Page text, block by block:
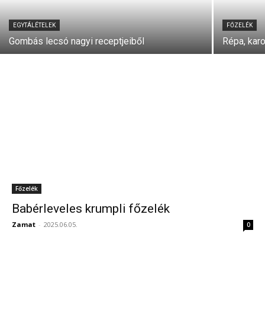
EGYTÁLÉTELEK
Gombás lecsó nagyi receptjeiből
FŐZELÉK
Répa,
Főzelék
Babérleveles krumpli főzelék
Zamat - 2025.06.05. 0